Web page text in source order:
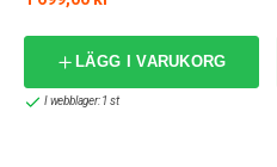
LÄGG I VARUKORG
I webblager: 1 st